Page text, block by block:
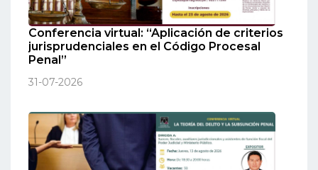
Conferencia virtual: “Aplicación de criterios
jurisprudenciales en el Código Procesal
Penal”
31-07-2026